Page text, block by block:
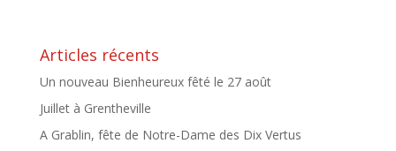
Articles récents
Un nouveau Bienheureux fêté le 27 août
Juillet à Grentheville
A Grablin, fête de Notre-Dame des Dix Vertus